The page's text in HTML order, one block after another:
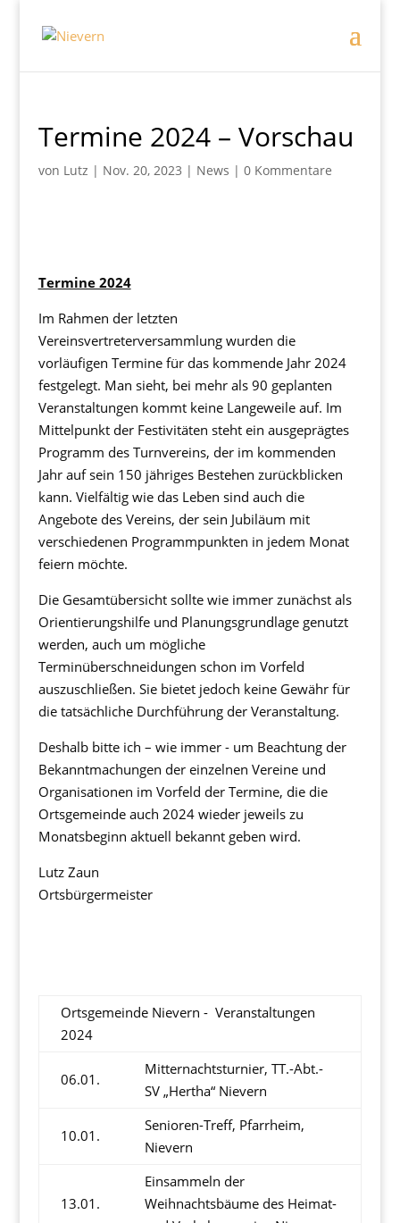
Termine 2024 – Vorschau
von Lutz | Nov. 20, 2023 | News | 0 Kommentare
Termine 2024
Im Rahmen der letzten
Vereinsvertreterversammlung wurden die
vorläufigen Termine für das kommende Jahr 2024
festgelegt. Man sieht, bei mehr als 90 geplanten
Veranstaltungen kommt keine Langeweile auf. Im
Mittelpunkt der Festivitäten steht ein ausgeprägtes
Programm des Turnvereins, der im kommenden
Jahr auf sein 150 jähriges Bestehen zurückblicken
kann. Vielfältig wie das Leben sind auch die
Angebote des Vereins, der sein Jubiläum mit
verschiedenen Programmpunkten in jedem Monat
feiern möchte.
Die Gesamtübersicht sollte wie immer zunächst als
Orientierungshilfe und Planungsgrundlage genutzt
werden, auch um mögliche
Terminüberschneidungen schon im Vorfeld
auszuschließen. Sie bietet jedoch keine Gewähr für
die tatsächliche Durchführung der Veranstaltung.
Deshalb bitte ich – wie immer - um Beachtung der
Bekanntmachungen der einzelnen Vereine und
Organisationen im Vorfeld der Termine, die die
Ortsgemeinde auch 2024 wieder jeweils zu
Monatsbeginn aktuell bekannt geben wird.
Lutz Zaun
Ortsbürgermeister
Ortsgemeinde Nievern - Veranstaltungen
2024
06.01.
Mitternachtsturnier, TT.-Abt.-
SV „Hertha“ Nievern
10.01.
Senioren-Treff, Pfarrheim,
Nievern
13.01.
Einsammeln der
Weihnachtsbäume des Heimat-